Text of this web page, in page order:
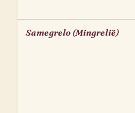
Samegrelo (Mingrelië)